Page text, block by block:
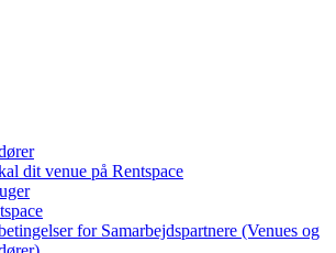
dit venue på Rentspace
for Samarbejdspartnere (Venues og